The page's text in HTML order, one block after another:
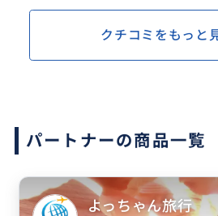
クチコミをもっと
パートナーの商品一覧
よっちゃん旅行